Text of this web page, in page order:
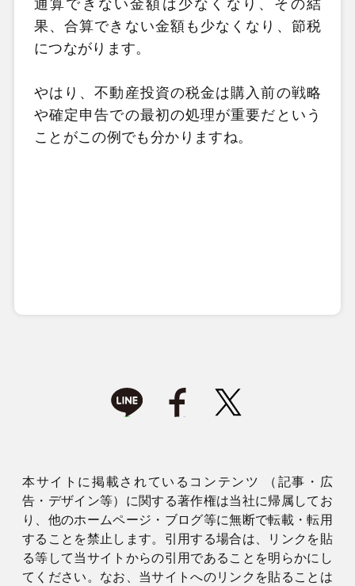
通算できない金額は少なくなり、その結
果、合算できない金額も少なくなり、節税
につながります。
やはり、不動産投資の税金は購入前の戦略
や確定申告での最初の処理が重要だという
ことがこの例でも分かりますね。
本サイトに掲載されているコンテンツ （記事・広
告・デザイン等）に関する著作権は当社に帰属してお
り、他のホームページ・ブログ等に無断で転載・転用
することを禁止します。引用する場合は、リンクを貼
る等して当サイトからの引用であることを明らかにし
てください。なお、当サイトへのリンクを貼ることは